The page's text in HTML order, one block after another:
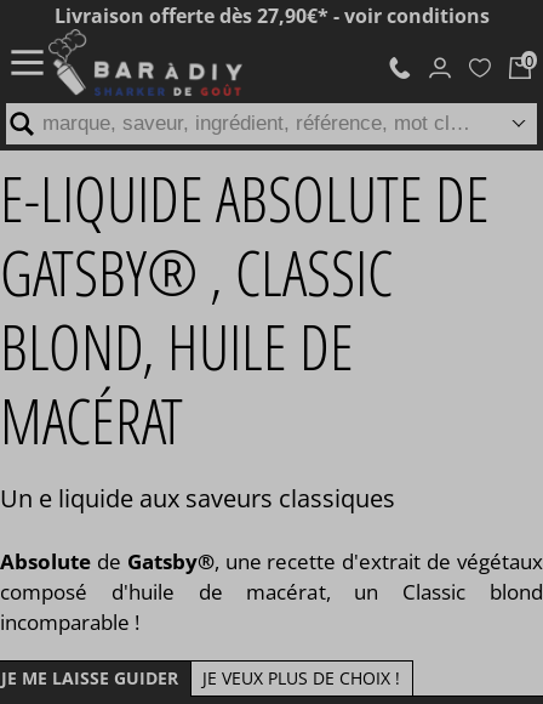
E-LIQUIDE ABSOLUTE DE
GATSBY® , CLASSIC
BLOND, HUILE DE
MACÉRAT
Un e liquide aux saveurs classiques
Absolute de Gatsby®, une recette d'extrait de végétaux
composé d'huile de macérat, un Classic blond
incomparable !
JE ME LAISSE GUIDER JE VEUX PLUS DE CHOIX !
Livraison offerte dès 27,90€* - voir conditions
marque, saveur, ingrédient, référence, mot clé...